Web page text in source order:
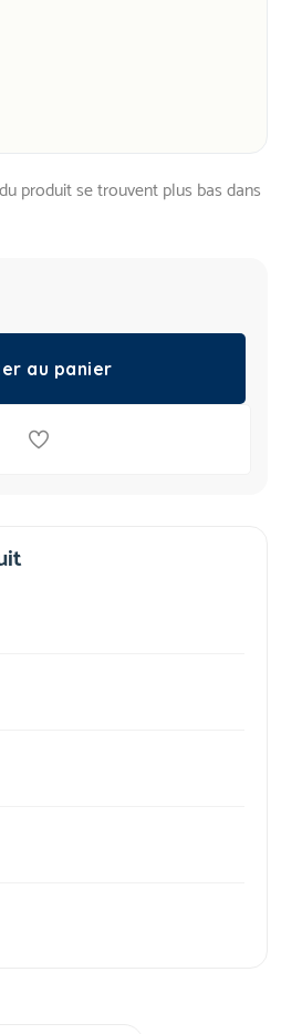
produit se trouvent plus bas dans
au panier